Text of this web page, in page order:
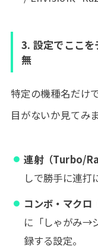
3. 設定でここ
無
特定の機種名だけ
目がないか見てみ
連射（Turbo/
しで勝手に連打
コンボ・マク
に「しゃがみ→
録する設定。